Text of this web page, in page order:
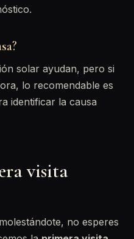
solar ayudan, pero si
lo recomendable es
identificar la causa
visita
no esperes